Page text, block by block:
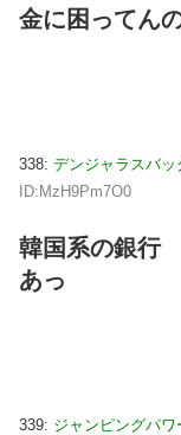
金に困ってん
338: デンジャラスバ
ID:MzH9Pm7O0
韓国系の銀行
あっ
339: ジャンピングパ